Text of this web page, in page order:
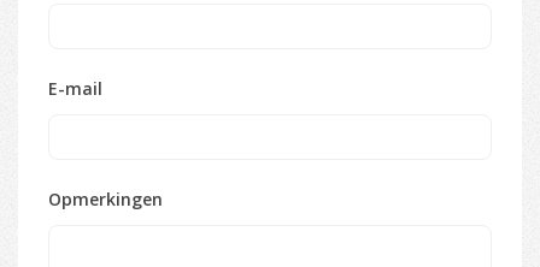
E-mail
Opmerkingen